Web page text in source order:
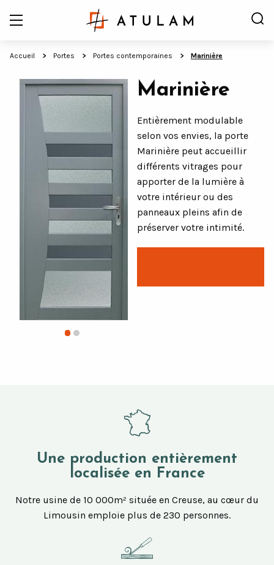
Accueil Portes Portes contemporaines Marinière
Marinière
Entièrement modulable
selon vos envies, la porte
Marinière peut accueillir
différents vitrages pour
apporter de la lumière à
votre intérieur ou des
panneaux pleins afin de
préserver votre intimité.
Une production entièrement
localisée en France
Notre usine de 10 000m² située en Creuse, au cœur du
Limousin emploie plus de 230 personnes.